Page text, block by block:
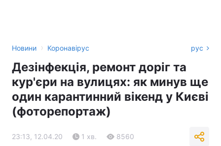
Новини › Коронавірус рус
Дезінфекція, ремонт доріг та
кур'єри на вулицях: як минув ще
один карантинний вікенд у Києві
(фоторепортаж)
23:13, 12.04.20 1 хв. 8560